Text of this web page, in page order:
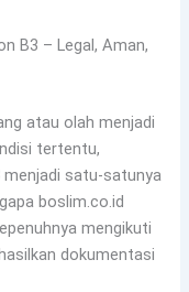
B3 – Legal, Aman,
atau olah menjadi
tertentu,
menjadi satu-satunya
boslim.co.id
mengikuti
dokumentasi